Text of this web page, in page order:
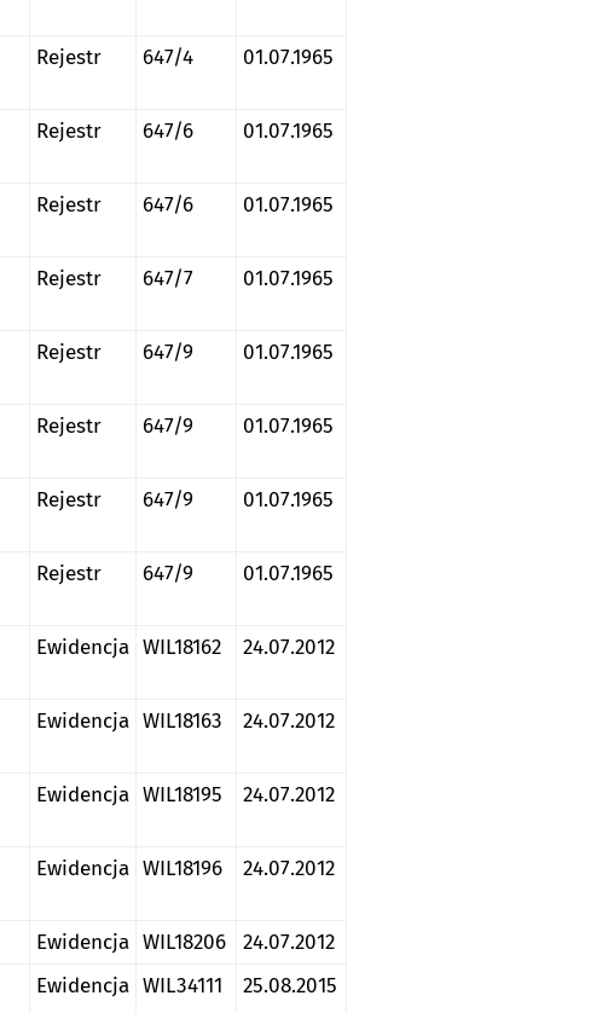
Rejestr 647/4 01.07.1965
Rejestr 647/6 01.07.1965
Rejestr 647/6 01.07.1965
Rejestr 647/7 01.07.1965
Rejestr 647/9 01.07.1965
Rejestr 647/9 01.07.1965
Rejestr 647/9 01.07.1965
Rejestr 647/9 01.07.1965
Ewidencja WIL18162 24.07.2012
Ewidencja WIL18163 24.07.2012
Ewidencja WIL18195 24.07.2012
Ewidencja WIL18196 24.07.2012
Ewidencja WIL18206
24.07.2012
Ewidencja WIL34111 25.08.2015